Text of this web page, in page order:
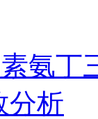
氨丁
分析